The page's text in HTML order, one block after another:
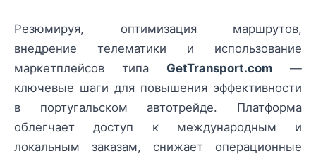
Резюмируя, оптимизация маршрутов,
внедрение телематики и использование
маркетплейсов типа GetTransport.com —
ключевые шаги для повышения эффективности
в португальском автотрейде. Платформа
облегчает доступ к международным и
локальным заказам, снижает операционные